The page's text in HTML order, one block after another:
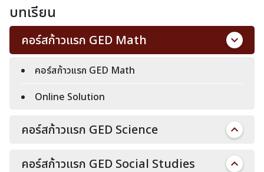
บทเรียน
คอร์สก้าวแรก GED Math
คอร์สก้าวแรก GED Math
Online Solution
คอร์สก้าวแรก GED Science
คอร์สก้าวแรก GED Social Studies